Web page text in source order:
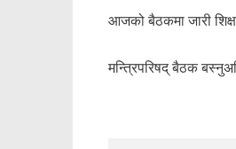
आजको बैठकमा जारी
मन्त्रिपरिषद् बैठक